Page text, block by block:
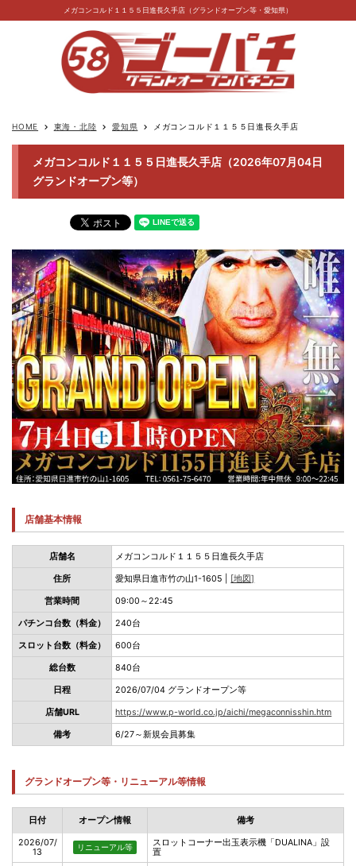
メガコンコルド１１５５日進長久手店（グランドオープン等・愛知県）
HOME keyboard_arrow_right 東海・北陸 keyboard_arrow_right 愛知県 keyboard_arrow_right メガコンコルド１１５５日進長久手店
メガコンコルド１１５５日進長久手店（2026年07月04日
グランドオープン等）
店舗基本情報
店舗名 メガコンコルド１１５５日進長久手店
住所 愛知県日進市竹の山1-1605 | [地図]
営業時間 09:00～22:45
パチンコ台数（料金） 240台
スロット台数（料金） 600台
総台数 840台
日程 2026/07/04 グランドオープン等
店舗URL https://www.p-world.co.jp/aichi/megaconnisshin.htm
備考 6/27～新規会員募集
グランドオープン等・リニューアル等情報
日付 オープン情報 備考
2026/07/
13
リニューアル等
スロットコーナー出玉表示機「DUALINA」設
置